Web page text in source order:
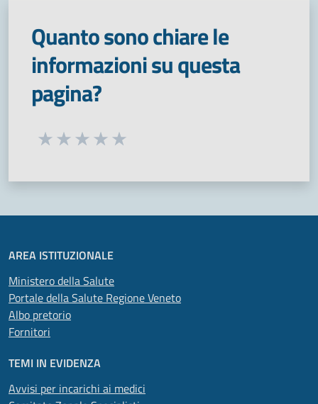
Quanto sono chiare le
informazioni su questa
pagina?
Seleziona una valutazione da 1 a 5 stelle
AREA ISTITUZIONALE
Ministero della Salute
Portale della Salute Regione Veneto
Albo pretorio
Fornitori
TEMI IN EVIDENZA
Avvisi per incarichi ai medici